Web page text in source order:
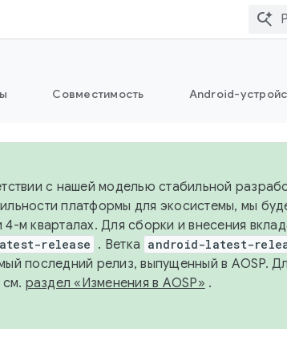
Совместимость Android-
с нашей моделью стабильной
платформы для экосистемы, мы
м кварталах. Для сборки и внесения
release . Ветка android-latest-
последний релиз, выпущенный в AOSP.
раздел «Изменения в AOSP» .